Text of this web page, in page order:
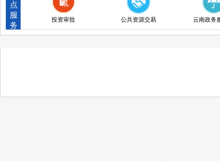
知识产权
离职退休 其他
点
服
务
投资审批 公共资源交易 云南政务